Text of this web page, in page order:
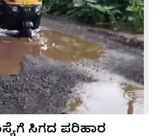
ಸಿಗದ ಪರಿಹಾರ